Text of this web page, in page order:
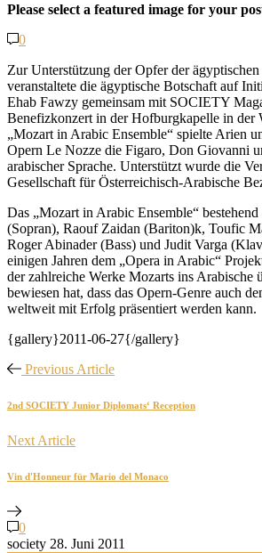
Please select a featured image for your
0
Zur Unterstützung der Opfer der
veranstaltete die ägyptische Botschaft auf
Ehab Fawzy gemeinsam mit SOCIETY
Benefizkonzert in der Hofburgkapelle in der
„Mozart in Arabic Ensemble“ spielte Arien
Opern Le Nozze die Figaro, Don Giovanni
arabischer Sprache. Unterstützt wurde die
Gesellschaft für Österreichisch-Arabische
Das „Mozart in Arabic Ensemble“
(Sopran), Raouf Zaidan (Bariton)k, Toufic
Roger Abinader (Bass) und Judit Varga
einigen Jahren dem „Opera in Arabic“
der zahlreiche Werke Mozarts ins Arabische
bewiesen hat, dass das Opern-Genre auch
weltweit mit Erfolg präsentiert werden kann.
{gallery}2011-06-27{/gallery}
Previous Article
2nd SOCIETY Junior Diplomats‘ Reception
Next Article
Vin d'Honneur für Mario del Monaco
0
society 28. Juni 2011